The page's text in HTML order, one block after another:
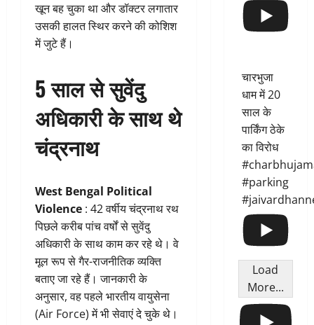
खून बह चुका था और डॉक्टर लगातार
उसकी हालत स्थिर करने की कोशिश
में जुटे हैं।
5 साल से सुवेंदु
अधिकारी के साथ थे
चंद्रनाथ
West Bengal Political
Violence : 42 वर्षीय चंद्रनाथ रथ
पिछले करीब पांच वर्षों से सुवेंदु
अधिकारी के साथ काम कर रहे थे। वे
मूल रूप से गैर-राजनीतिक व्यक्ति
बताए जा रहे हैं। जानकारी के
अनुसार, वह पहले भारतीय वायुसेना
(Air Force) में भी सेवाएं दे चुके थे।
चारभुजा
धाम में 20
साल के
पार्किंग ठेके
का विरोध
#parking
Load
More...